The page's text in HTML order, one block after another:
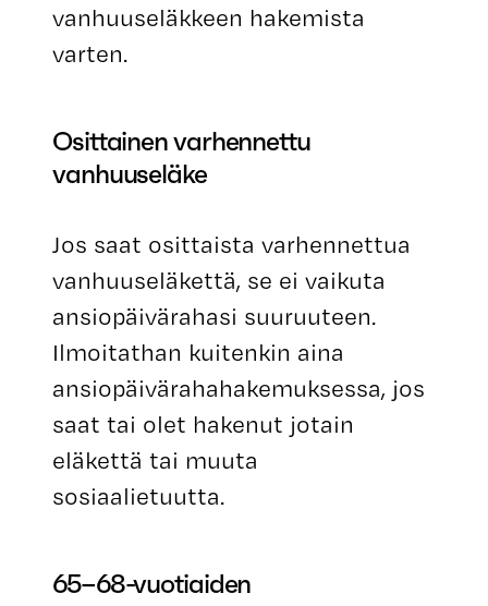
vanhuuseläkkeen hakemista
varten.
Osittainen varhennettu
vanhuuseläke
Jos saat osittaista varhennettua
vanhuuseläkettä, se ei vaikuta
ansiopäivärahasi suuruuteen.
Ilmoitathan kuitenkin aina
ansiopäivärahahakemuksessa, jos
saat tai olet hakenut jotain
eläkettä tai muuta
sosiaalietuutta.
65–68-vuotiaiden